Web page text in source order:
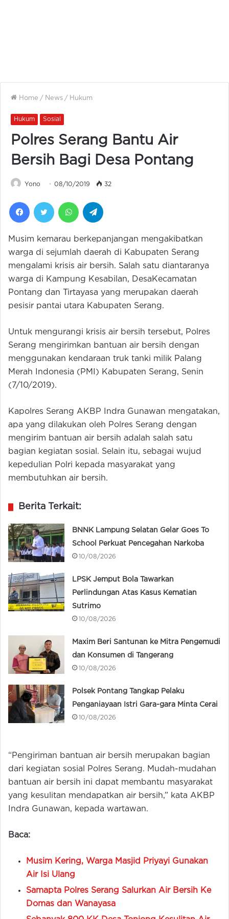
Home / News / Hukum
Hukum Sosial
Polres Serang Bantu Air
Bersih Bagi Desa Pontang
Yono 08/10/2019 32
FacebookTwitter WhatsApp
Musim kemarau berkepanjangan mengakibatkan
warga di sejumlah daerah di Kabupaten Serang
mengalami krisis air bersih. Salah satu diantaranya
warga di Kampung Kesabilan, DesaKecamatan
Pontang dan Tirtayasa yang merupakan daerah
pesisir pantai utara Kabupaten Serang.
Untuk mengurangi krisis air bersih tersebut, Polres
Serang mengirimkan bantuan air bersih dengan
menggunakan kendaraan truk tanki milik Palang
Merah Indonesia (PMI) Kabupaten Serang, Senin
(7/10/2019).
Kapolres Serang AKBP Indra Gunawan mengatakan,
apa yang dilakukan oleh Polres Serang dengan
mengirim bantuan air bersih adalah salah satu
bagian kegiatan sosial. Selain itu, sebagai wujud
kepedulian Polri kepada masyarakat yang
membutuhkan air bersih.
Berita Terkait:
BNNK Lampung Selatan Gelar Goes To
School Perkuat Pencegahan Narkoba
10/08/2026
LPSK Jemput Bola Tawarkan
Perlindungan Atas Kasus Kematian
Sutrimo
10/08/2026
Maxim Beri Santunan ke Mitra Pengemudi
dan Konsumen di Tangerang
10/08/2026
Polsek Pontang Tangkap Pelaku
Penganiayaan Istri Gara-gara Minta Cerai
10/08/2026
“Pengiriman bantuan air bersih merupakan bagian
dari kegiatan sosial Polres Serang. Mudah-mudahan
bantuan air bersih ini dapat membantu masyarakat
yang kesulitan mendapatkan air bersih,” kata AKBP
Indra Gunawan, kepada wartawan.
Baca:
Musim Kering, Warga Masjid Priyayi Gunakan
Air Isi Ulang
Samapta Polres Serang Salurkan Air Bersih Ke
Domas dan Wanayasa